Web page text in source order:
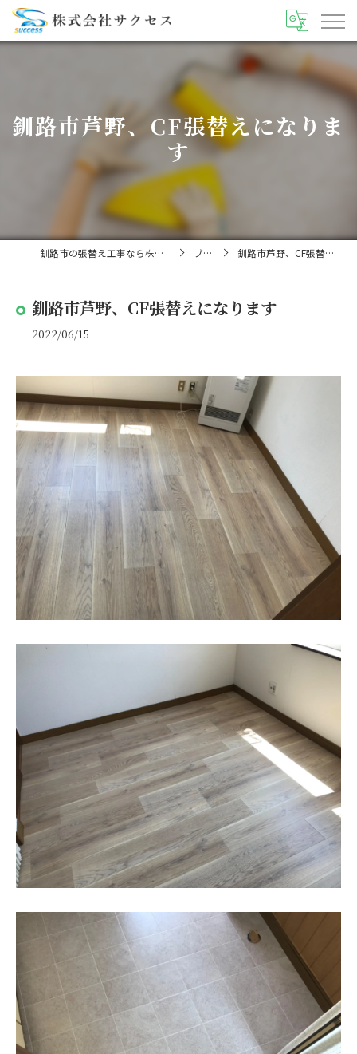
釧路市芦野、CF張替えになりま
す
釧路市の張替え工事なら株式会社サクセス ブログ 釧路市芦野、CF張替えになります
釧路市芦野、CF張替えになります
2022/06/15